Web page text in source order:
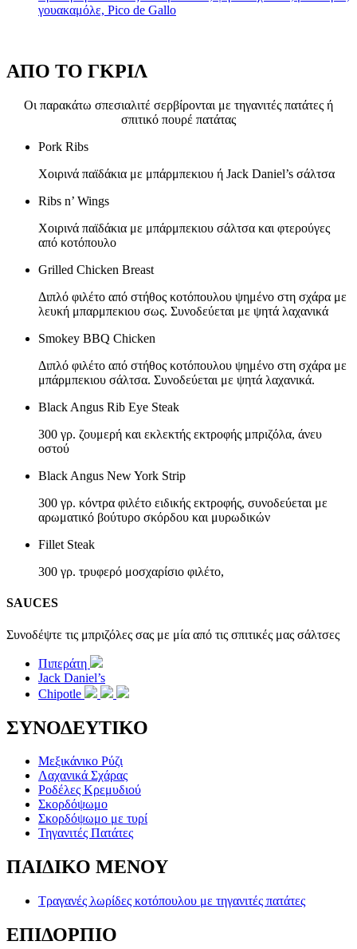
γουακαμόλε, Pico de Gallo
ΑΠΟ ΤΟ ΓΚΡΙΛ
Οι παρακάτω σπεσιαλιτέ σερβίρονται με τηγανιτές πατάτες ή
σπιτικό πουρέ πατάτας
Pork Ribs
Χοιρινά παϊδάκια με μπάρμπεκιου ή Jack Daniel’s σάλτσα
Ribs n’ Wings
Χοιρινά παϊδάκια με μπάρμπεκιου σάλτσα και φτερούγες
από κοτόπουλο
Grilled Chicken Breast
Διπλό φιλέτο από στήθος κοτόπουλου ψημένο στη σχάρα με
λευκή μπαρμπεκιου σως. Συνοδεύεται με ψητά λαχανικά
Smokey BBQ Chicken
Διπλό φιλέτο από στήθος κοτόπουλου ψημένο στη σχάρα με
μπάρμπεκιου σάλτσα. Συνοδεύεται με ψητά λαχανικά.
Black Angus Rib Eye Steak
300 γρ. ζουμερή και εκλεκτής εκτροφής μπριζόλα, άνευ
οστού
Black Angus New York Strip
300 γρ. κόντρα φιλέτο ειδικής εκτροφής, συνοδεύεται με
αρωματικό βούτυρο σκόρδου και μυρωδικών
Fillet Steak
300 γρ. τρυφερό μοσχαρίσιο φιλέτο,
SAUCES
Συνοδέψτε τις μπριζόλες σας με μία από τις σπιτικές μας σάλτσες
Πιπεράτη
Jack Daniel’s
Chipotle
ΣΥΝΟΔΕΥΤΙΚΟ
Mεξικάνικο Ρύζι
Λαχανικά Σχάρας
Ροδέλες Κρεμυδιού
Σκορδόψωμο
Σκορδόψωμο με τυρί
Τηγανιτές Πατάτες
ΠΑΙΔΙΚΟ ΜΕΝΟΥ
Tραγανές λωρίδες κοτόπουλου με τηγανιτές πατάτες
ΕΠΙΔΟΡΠΙΟ